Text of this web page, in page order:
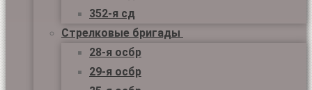
352-я сд
Стрелковые бригады
28-я осбр
29-я осбр